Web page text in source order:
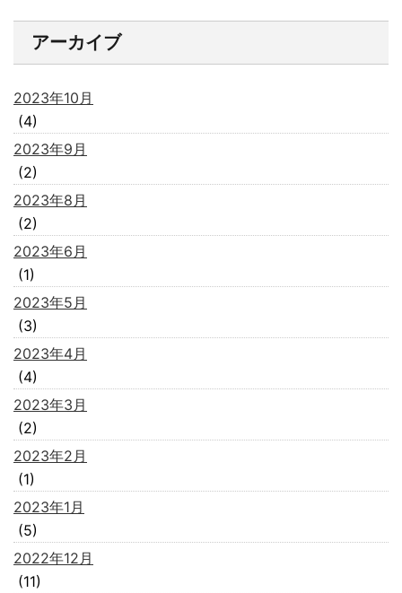
アーカイブ
2023年10月
(4)
2023年9月
(2)
2023年8月
(2)
2023年6月
(1)
2023年5月
(3)
2023年4月
(4)
2023年3月
(2)
2023年2月
(1)
2023年1月
(5)
2022年12月
(11)